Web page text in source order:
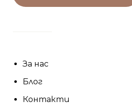
За нас
Блог
Контакти